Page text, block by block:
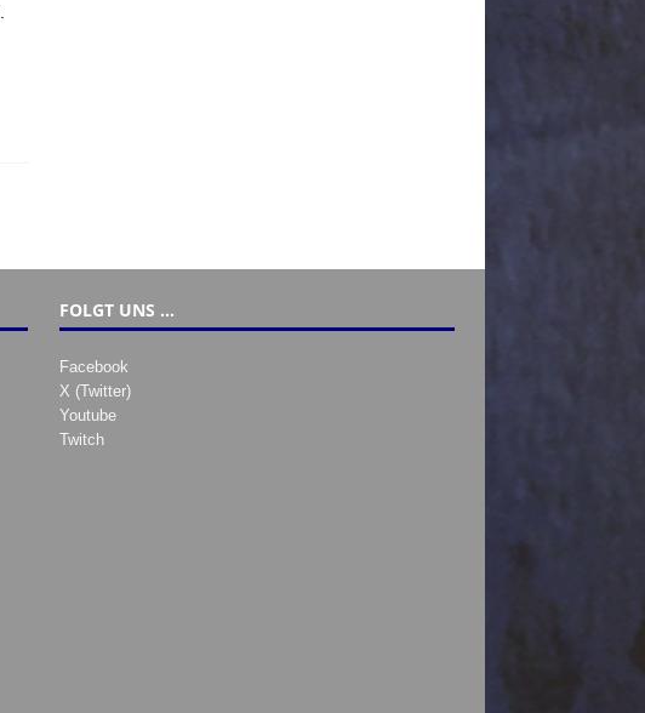
FOLGT UNS …
Facebook
X (Twitter)
Youtube
Twitch